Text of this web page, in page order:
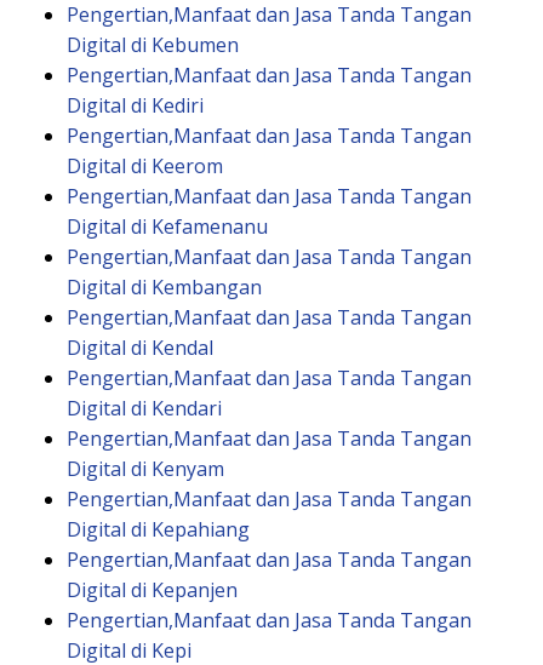
Pengertian,Manfaat dan Jasa Tanda Tangan
Digital di Kebumen
Pengertian,Manfaat dan Jasa Tanda Tangan
Digital di Kediri
Pengertian,Manfaat dan Jasa Tanda Tangan
Digital di Keerom
Pengertian,Manfaat dan Jasa Tanda Tangan
Digital di Kefamenanu
Pengertian,Manfaat dan Jasa Tanda Tangan
Digital di Kembangan
Pengertian,Manfaat dan Jasa Tanda Tangan
Digital di Kendal
Pengertian,Manfaat dan Jasa Tanda Tangan
Digital di Kendari
Pengertian,Manfaat dan Jasa Tanda Tangan
Digital di Kenyam
Pengertian,Manfaat dan Jasa Tanda Tangan
Digital di Kepahiang
Pengertian,Manfaat dan Jasa Tanda Tangan
Digital di Kepanjen
Pengertian,Manfaat dan Jasa Tanda Tangan
Digital di Kepi